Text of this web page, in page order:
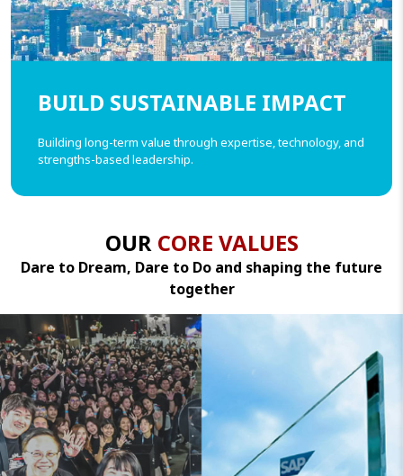
BUILD SUSTAINABLE IMPACT
Building long-term value through expertise, technology, and
strengths-based leadership.
OURCORE VALUES
Dare to Dream, Dare to Do and shaping the future
together